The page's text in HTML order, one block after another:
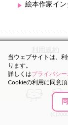
絵本作家イン
利用規約
当ウェブサイトは、
ります。
詳しくはプライバシ
Cookieの利用に同意